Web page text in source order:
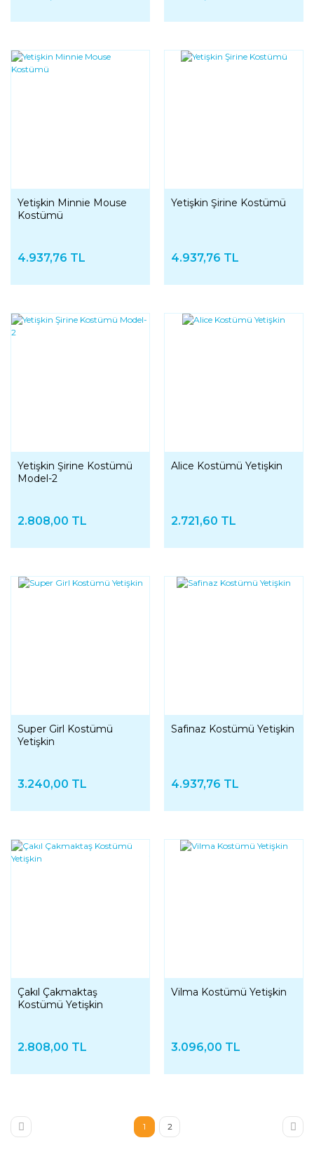
Yetişkin Minnie Mouse
Kostümü
4.937,76 TL
Yetişkin Şirine Kostümü
4.937,76 TL
Yetişkin Şirine Kostümü
Model-2
2.808,00 TL
Alice Kostümü Yetişkin
2.721,60 TL
Super Girl Kostümü
Yetişkin
3.240,00 TL
Safinaz Kostümü Yetişkin
4.937,76 TL
Çakıl Çakmaktaş
Kostümü Yetişkin
2.808,00 TL
Vilma Kostümü Yetişkin
3.096,00 TL
1 2